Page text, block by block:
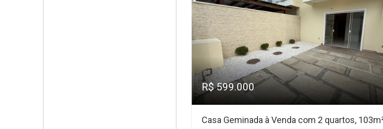
R$ 599.000
Casa Geminada à Venda com 2 quartos,